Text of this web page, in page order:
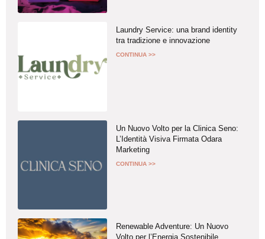
Laundry Service: una brand identity
tra tradizione e innovazione
CONTINUA >>
Un Nuovo Volto per la Clinica Seno:
L’Identità Visiva Firmata Odara
Marketing
CONTINUA >>
Renewable Adventure: Un Nuovo
Volto per l’Energia Sostenibile